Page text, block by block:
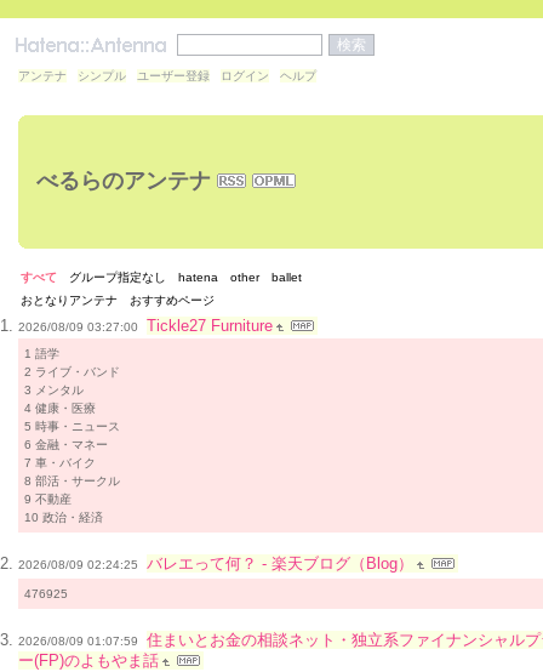
アンテナ シンプル ユーザー登録 ログイン ヘルプ
べるらのアンテナ
すべて グループ指定なし hatena other
ballet
おとなりアンテナ
おすすめページ
2026/08/09 03:27:00
Tickle27 Furniture
1 語学
2 ライブ・バンド
3 メンタル
4 健康・医療
5 時事・ニュース
6 金融・マネー
7 車・バイク
8 部活・サークル
9 不動産
10 政治・経済
2026/08/09 02:24:25 バレエって何？ - 楽天ブログ（Blog）
476925
2026/08/09 01:07:59
住まいとお金の相談ネット・独立系ファイナンシャル
ー(FP)のよもやま話